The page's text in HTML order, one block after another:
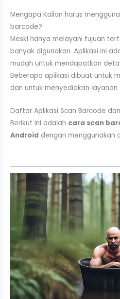
Mengapa Kalian harus
barcode?
Meski hanya melayani tujuan
banyak digunakan. Aplikasi ini
mudah untuk mendapatkan
Beberapa aplikasi dibuat untuk
dan untuk menyediakan
Daftar Aplikasi Scan Barcode
Berikut ini adalah cara scan
Android dengan menggunakan